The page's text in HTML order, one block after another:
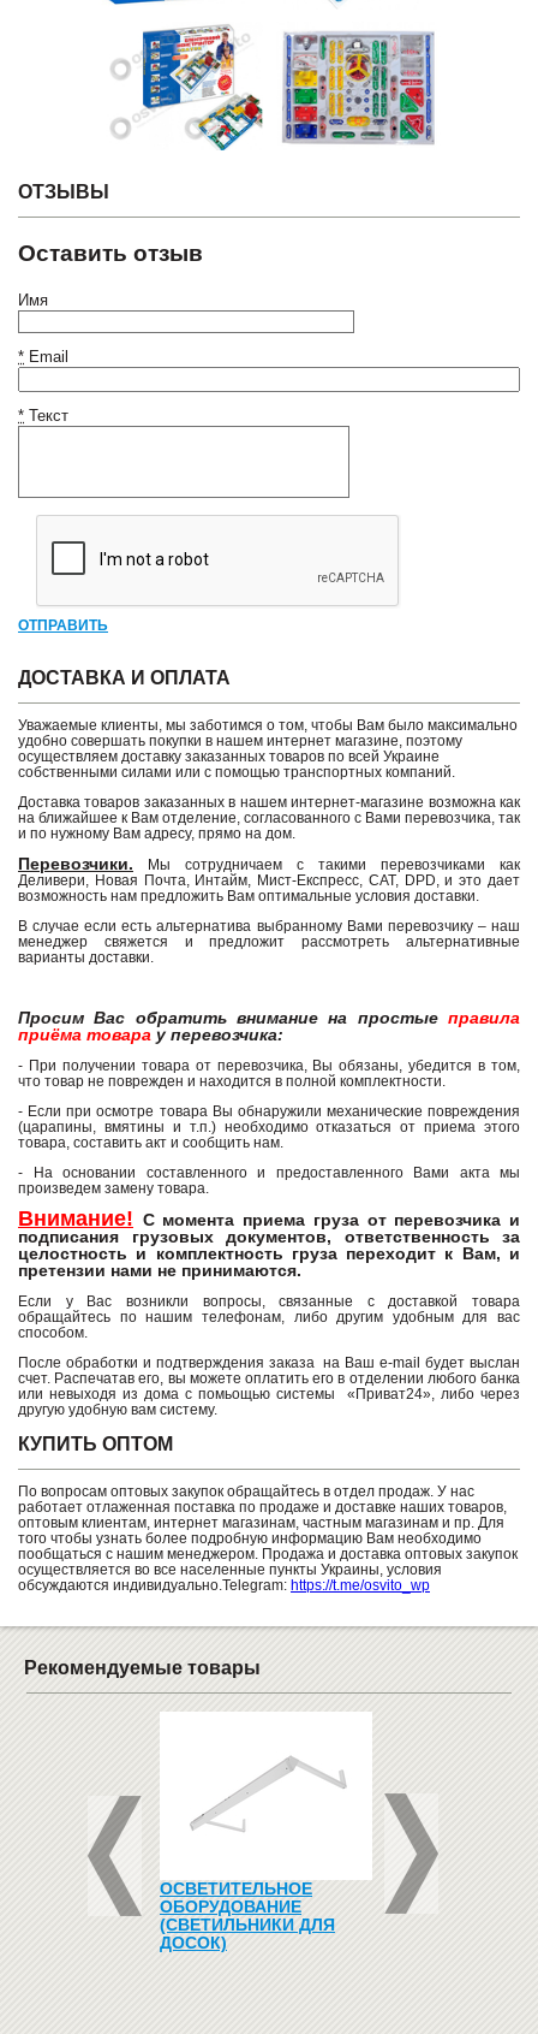
ОТЗЫВЫ
Оставить отзыв
Имя
* Email
* Текст
ОТПРАВИТЬ
ДОСТАВКА И ОПЛАТА
Уважаемые клиенты, мы заботимся о том, чтобы Вам было максимально
удобно совершать покупки в нашем интернет магазине, поэтому
осуществляем доставку заказанных товаров по всей Украине
собственными силами или с помощью транспортных компаний.
Доставка товаров заказанных в нашем интернет-магазине возможна как
на ближайшее к Вам отделение, согласованного с Вами перевозчика, так
и по нужному Вам адресу, прямо на дом.
Перевозчики. Мы сотрудничаем с такими перевозчиками как
Деливери, Новая Почта, Интайм, Мист-Експресс, САТ, DPD, и это дает
возможность нам предложить Вам оптимальные условия доставки.
В случае если есть альтернатива выбранному Вами перевозчику – наш
менеджер свяжется и предложит рассмотреть альтернативные
варианты доставки.
Просим Вас обратить внимание на простые правила
приёма товара у перевозчика:
- При получении товара от перевозчика, Вы обязаны, убедится в том,
что товар не поврежден и находится в полной комплектности.
- Если при осмотре товара Вы обнаружили механические повреждения
(царапины, вмятины и т.п.) необходимо отказаться от приема этого
товара, составить акт и сообщить нам.
- На основании составленного и предоставленного Вами акта мы
произведем замену товара.
Внимание! С момента приема груза от перевозчика и
подписания грузовых документов, ответственность за
целостность и комплектность груза переходит к Вам, и
претензии нами не принимаются.
Если у Вас возникли вопросы, связанные с доставкой товара
обращайтесь по нашим телефонам, либо другим удобным для вас
способом.
После обработки и подтверждения заказа на Ваш e-mail будет выслан
счет. Распечатав его, вы можете оплатить его в отделении любого банка
или невыходя из дома с помьощью системы «Приват24», либо через
другую удобную вам систему.
КУПИТЬ ОПТОМ
По вопросам оптовых закупок обращайтесь в отдел продаж. У нас
работает отлаженная поставка по продаже и доставке наших товаров,
оптовым клиентам, интернет магазинам, частным магазинам и пр. Для
того чтобы узнать более подробную информацию Вам необходимо
пообщаться с нашим менеджером. Продажа и доставка оптовых закупок
осуществляется во все населенные пункты Украины, условия
обсуждаются индивидуально.Telegram: https://t.me/osvito_wp
Рекомендуемые товары
ДЛЯ МАРКЕРА
ОСВЕТИТЕЛЬНОЕ
ОБОРУДОВАНИЕ
(СВЕТИЛЬНИКИ ДЛЯ
ДОСОК)
АВТО-
PORSCHE